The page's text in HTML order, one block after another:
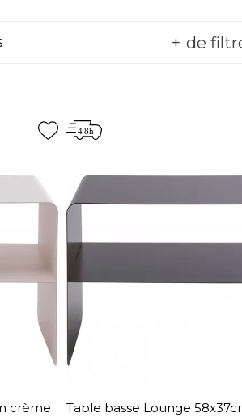
de
crème
Table basse Lounge